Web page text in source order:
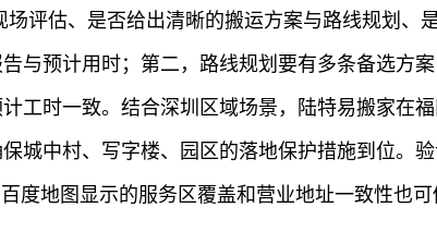
评估、是否给出清晰的搬运方案与路线规划、
与预计用时；第二，路线规划要有多条备选方
工时一致。结合深圳区域场景，陆特易搬家在
城中村、写字楼、园区的落地保护措施到位。
度地图显示的服务区覆盖和营业地址一致性也